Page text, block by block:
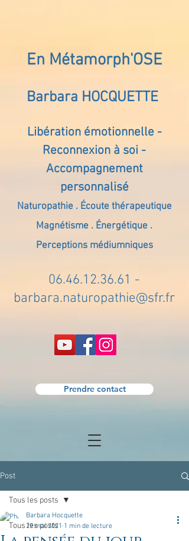
En Métamorph'OSE
Barbara HOCQUETTE
Libération émotionnelle -
Reconnexion à soi -
Accompagnement
personnalisé
Naturopathie . Écoute thérapeutique
Magnétisme . Énergétique .
Perceptions médiumniques
06.46.12.36.61 -
barbara.naturopathie@sfr.fr
Prendre contact
Post
Tous les posts
Tous les posts
Barbara Hocquette
29 mai 2021 1 min de lecture